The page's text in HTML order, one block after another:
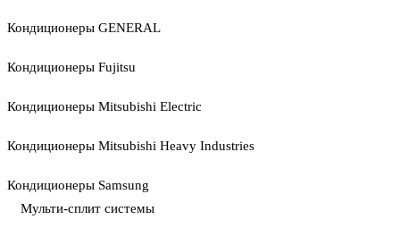
Кондиционеры GENERAL
Кондиционеры Fujitsu
Кондиционеры Mitsubishi Electric
Кондиционеры Mitsubishi Heavy Industries
Кондиционеры Samsung
Мульти-сплит системы